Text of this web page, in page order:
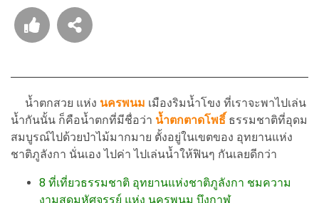
น้ำตกสวย แห่ง นครพนม เมืองริมน้ำโขง ที่เราจะพาไปเล่น
น้ำกันนั้น ก็คือน้ำตกที่มีชื่อว่า น้ำตกตาดโพธิ์ ธรรมชาติที่อุดม
สมบูรณ์ไปด้วยป่าไม้มากมาย ตั้งอยู่ในเขตของ อุทยานแห่ง
ชาติภูลังกา นั่นเอง ไปค่า ไปเล่นน้ำให้ฟินๆ กันเลยดีกว่า
8 ที่เที่ยวธรรมชาติ อุทยานแห่งชาติภูลังกา ชมความ
งามสุดมหัศจรรย์ แห่ง นครพนม บึงกาฬ